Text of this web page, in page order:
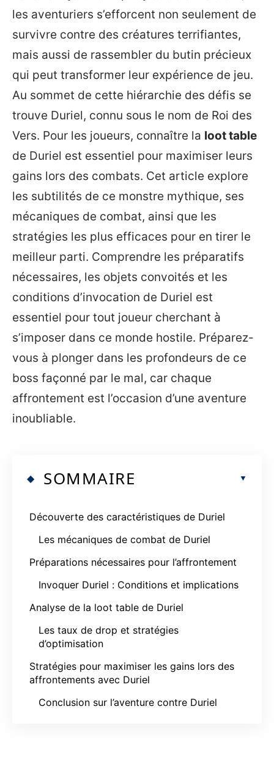
les aventuriers s’efforcent non seulement de
survivre contre des créatures terrifiantes,
mais aussi de rassembler du butin précieux
qui peut transformer leur expérience de jeu.
Au sommet de cette hiérarchie des défis se
trouve Duriel, connu sous le nom de Roi des
Vers. Pour les joueurs, connaître la loot table
de Duriel est essentiel pour maximiser leurs
gains lors des combats. Cet article explore
les subtilités de ce monstre mythique, ses
mécaniques de combat, ainsi que les
stratégies les plus efficaces pour en tirer le
meilleur parti. Comprendre les préparatifs
nécessaires, les objets convoités et les
conditions d’invocation de Duriel est
essentiel pour tout joueur cherchant à
s’imposer dans ce monde hostile. Préparez-
vous à plonger dans les profondeurs de ce
boss façonné par le mal, car chaque
affrontement est l’occasion d’une aventure
inoubliable.
SOMMAIRE
Découverte des caractéristiques de Duriel
Les mécaniques de combat de Duriel
Préparations nécessaires pour l’affrontement
Invoquer Duriel : Conditions et implications
Analyse de la loot table de Duriel
Les taux de drop et stratégies
d’optimisation
Stratégies pour maximiser les gains lors des
affrontements avec Duriel
Conclusion sur l’aventure contre Duriel